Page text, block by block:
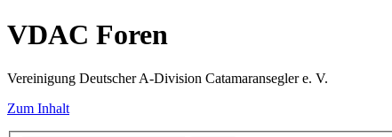
VDAC Foren
Vereinigung Deutscher A-Division Catamaransegler e. V.
Zum Inhalt